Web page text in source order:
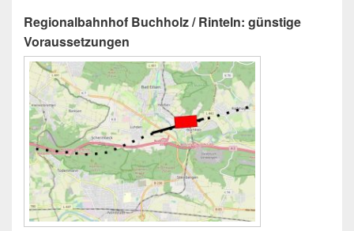
Regionalbahnhof Buchholz / Rinteln: günstige
Voraussetzungen